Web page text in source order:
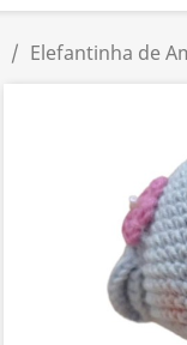
Elefantinha de